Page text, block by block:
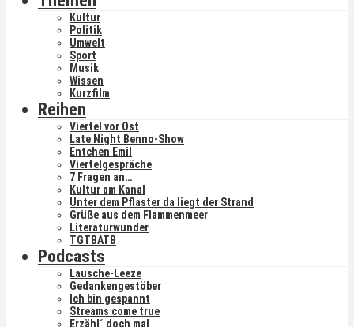
Kultur
Politik
Umwelt
Sport
Musik
Wissen
Kurzfilm
Reihen
Viertel vor Ost
Late Night Benno-Show
Entchen Emil
Viertelgespräche
7 Fragen an…
Kultur am Kanal
Unter dem Pflaster da liegt der Strand
Grüße aus dem Flammenmeer
Literaturwunder
TGTBATB
Podcasts
Lausche-Leeze
Gedankengestöber
Ich bin gespannt
Streams come true
Erzähl´ doch mal